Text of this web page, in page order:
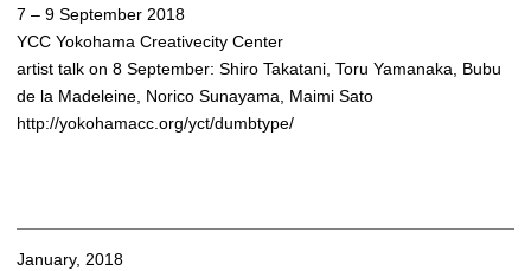
7 – 9 September 2018
YCC Yokohama Creativecity Center
artist talk on 8 September: Shiro Takatani, Toru Yamanaka, Bubu
de la Madeleine, Norico Sunayama, Maimi Sato
http://yokohamacc.org/yct/dumbtype/
January, 2018